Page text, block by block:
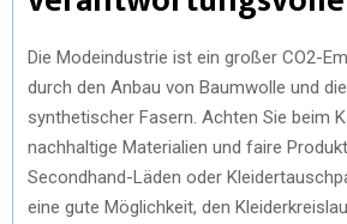
Die Modeindustrie ist ein großer CO2-
durch den Anbau von Baumwolle und
synthetischer Fasern. Achten Sie beim
nachhaltige Materialien und faire
Secondhand-Läden oder
eine gute Möglichkeit, den